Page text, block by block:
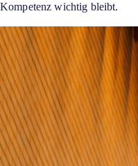
Kompetenz wichtig bleibt.